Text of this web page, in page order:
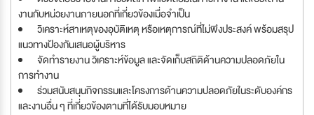
งานกับหน่วยงานภายนอกที่เกี่ยวข้องเมื่อจำเป็น
วิเคราะห์สาเหตุของอุบัติเหตุ หรือเหตุการณ์ที่ไม่พึงประสงค์ พร้อมสรุป
แนวทางป้องกันเสนอผู้บริหาร
จัดทำรายงาน วิเคราะห์ข้อมูล และจัดเก็บสถิติด้านความปลอดภัยใน
การทำงาน
ร่วมสนับสนุนกิจกรรมและโครงการด้านความปลอดภัยในระดับองค์กร
และงานอื่น ๆ ที่เกี่ยวข้องตามที่ได้รับมอบหมาย